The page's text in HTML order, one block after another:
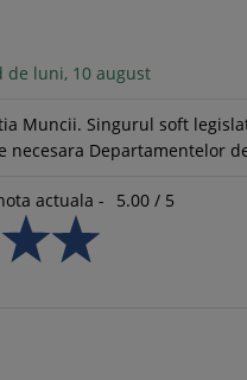
de luni, 10 august
Muncii. Singurul soft
necesara Departamentelor
actuala - 5.00 / 5